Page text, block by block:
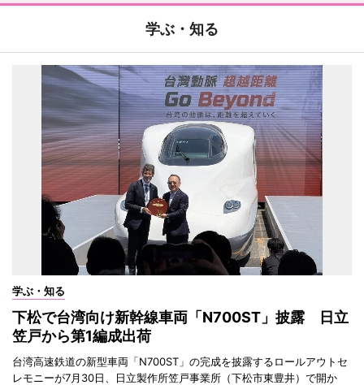
学ぶ・知る
学ぶ・知る
下松で台湾向け新幹線車両「N700ST」披露 日立
笠戸から第1編成出荷
台湾高速鉄道の新型車両「N700ST」の完成を披露するロールアウトセ
レモニーが7月30日、日立製作所笠戸事業所（下松市東豊井）で開か